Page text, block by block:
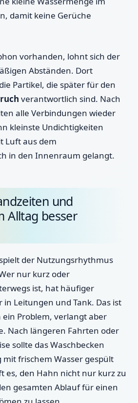
damit keine Gerüche
vorhanden, lohnt sich der
Abständen. Dort
Partikel, die später für den
verantwortlich sind. Nach
alle Verbindungen wieder
kleinste Undichtigkeiten
Luft aus dem
in den Innenraum gelangt.
und
Alltag besser
der Nutzungsrhythmus
nur kurz oder
ist, hat häufiger
in Leitungen und Tank. Das ist
Problem, verlangt aber
Nach längeren Fahrten oder
sollte das Waschbecken
frischem Wasser gespült
es, den Hahn nicht nur kurz zu
gesamten Ablauf für einen